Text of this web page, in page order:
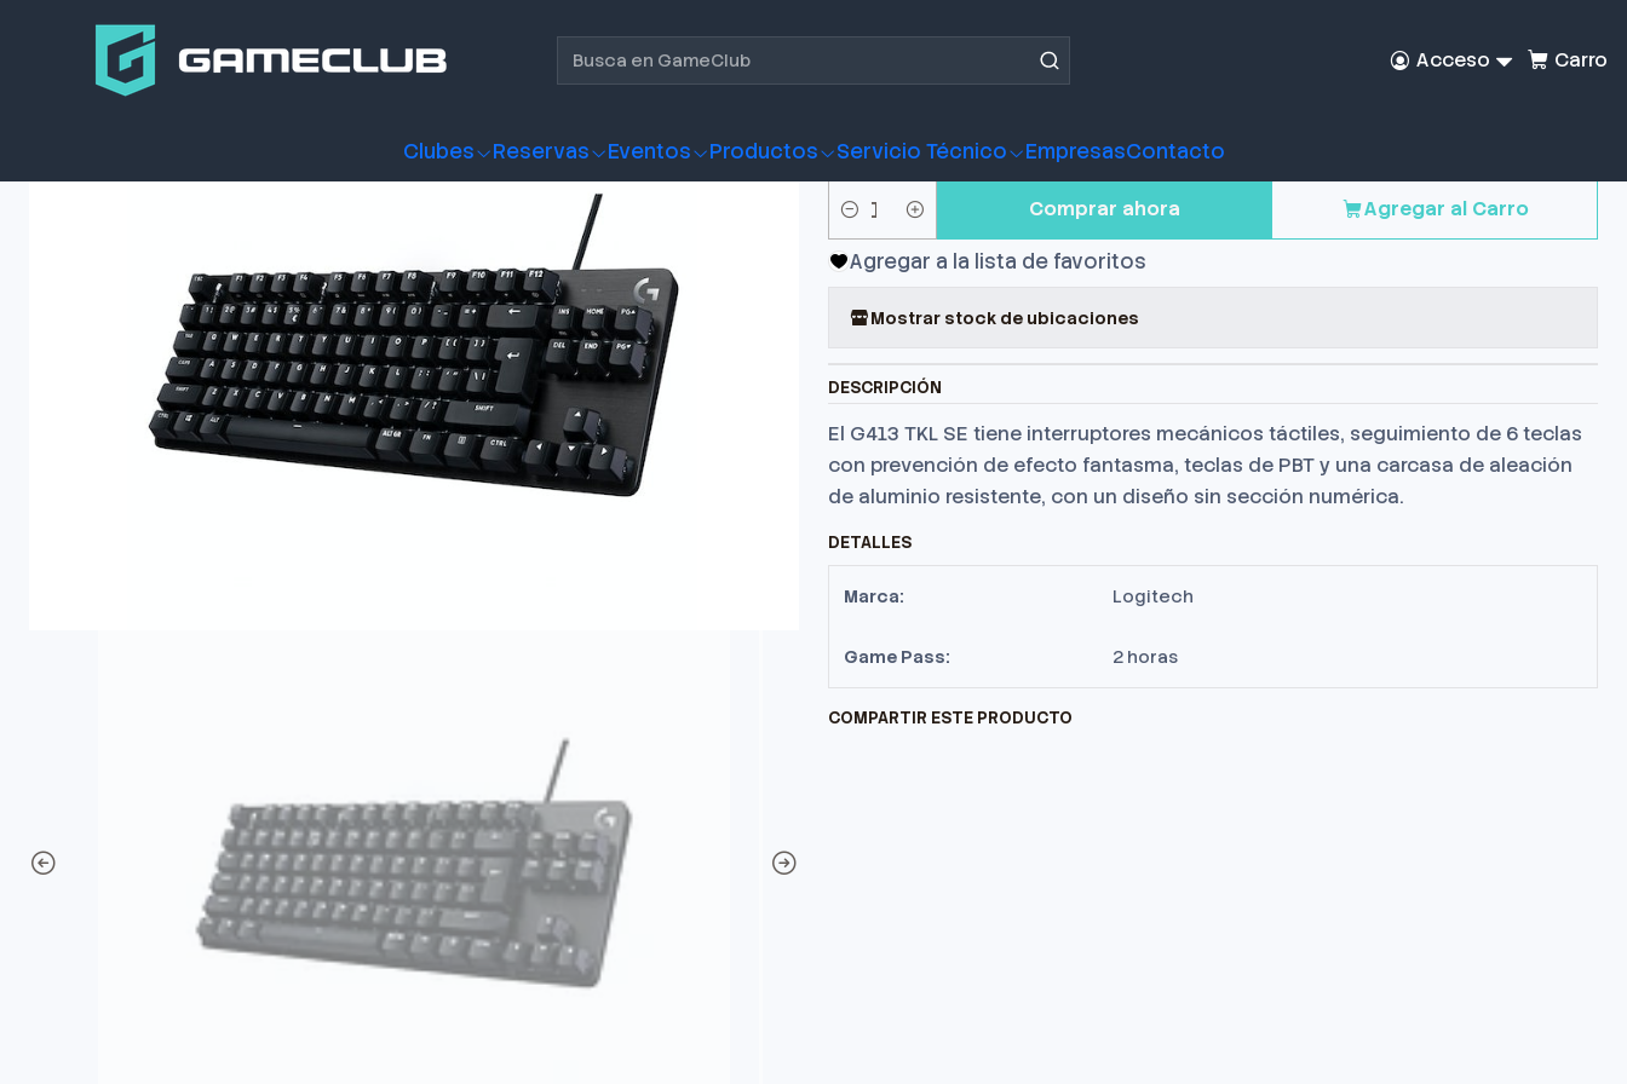
Acceso Carro
Clubes Reservas Eventos Productos Servicio Técnico EmpresasContacto
Productos
Teclado Gamer Logitech g413 tkl
black
Cantidad
Agregar al Carro
Comprar ahora
Agregar a la lista de favoritos
Mostrar stock de ubicaciones
DESCRIPCIÓN
El G413 TKL SE tiene interruptores mecánicos táctiles, seguimiento de 6 teclas
con prevención de efecto fantasma, teclas de PBT y una carcasa de aleación
de aluminio resistente, con un diseño sin sección numérica.
DETALLES
Marca: Logitech
Game Pass: 2 horas
COMPARTIR ESTE PRODUCTO